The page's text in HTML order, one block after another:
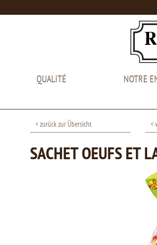
QUALITÉ NOTRE
< zurück zur Übersicht <
SACHET OEUFS ET